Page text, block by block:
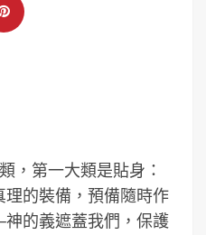
，第一大類是貼身：
的裝備，預備隨時作
的義遮蓋我們，保護